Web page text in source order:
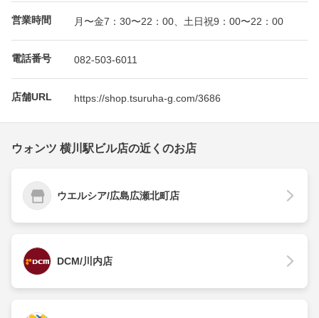
営業時間 月〜金7：30〜22：00、土日祝9：00〜22：00
電話番号 082-503-6011
店舗URL https://shop.tsuruha-g.com/3686
ウォンツ 横川駅ビル店の近くのお店
ウエルシア/広島広瀬北町店
DCM/川内店